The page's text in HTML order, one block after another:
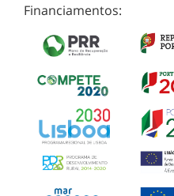
Financiamentos: